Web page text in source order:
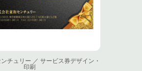
チュリー ／ サービス券デザイン・
印刷